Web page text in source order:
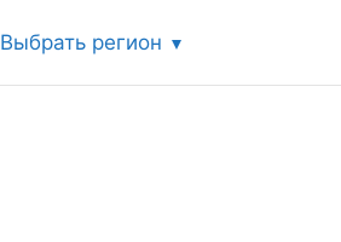
Выбрать регион